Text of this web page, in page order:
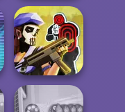
Madness Driver
Vertigo City